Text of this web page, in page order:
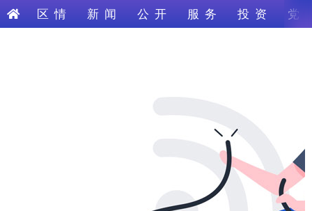
区 情 新 闻 公 开 服 务 投 资 党